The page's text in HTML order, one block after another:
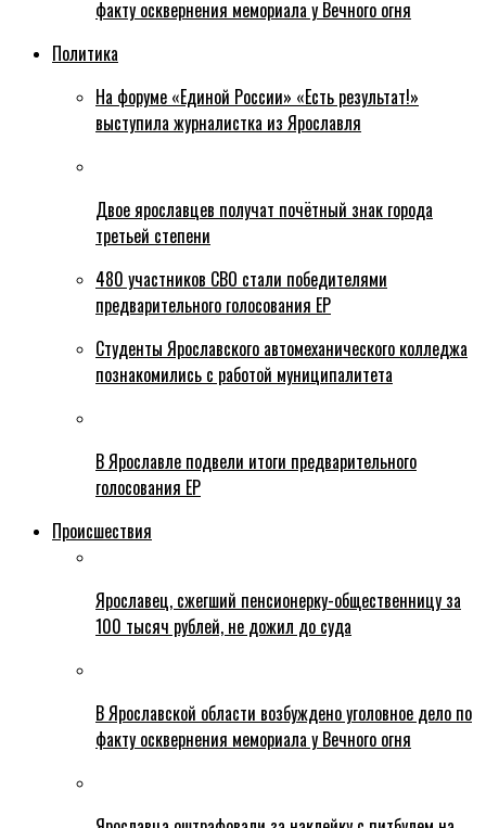
факту осквернения мемориала у Вечного огня
Политика
На форуме «Единой России» «Есть результат!»
выступила журналистка из Ярославля
Двое ярославцев получат почётный знак города
третьей степени
480 участников СВО стали победителями
предварительного голосования ЕР
Студенты Ярославского автомеханического колледжа
познакомились с работой муниципалитета
В Ярославле подвели итоги предварительного
голосования ЕР
Происшествия
Ярославец, сжегший пенсионерку-общественницу за
100 тысяч рублей, не дожил до суда
В Ярославской области возбуждено уголовное дело по
факту осквернения мемориала у Вечного огня